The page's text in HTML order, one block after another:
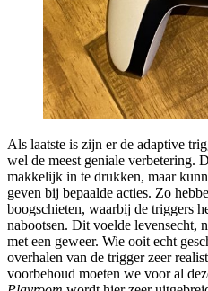
Als laatste is zijn er de adaptive
wel de meest geniale verbetering.
makkelijk in te drukken, maar
geven bij bepaalde acties. Zo
boogschieten, waarbij de triggers
nabootsen. Dit voelde levensecht,
met een geweer. Wie ooit echt
overhalen van de trigger zeer
voorbehoud moeten we voor al